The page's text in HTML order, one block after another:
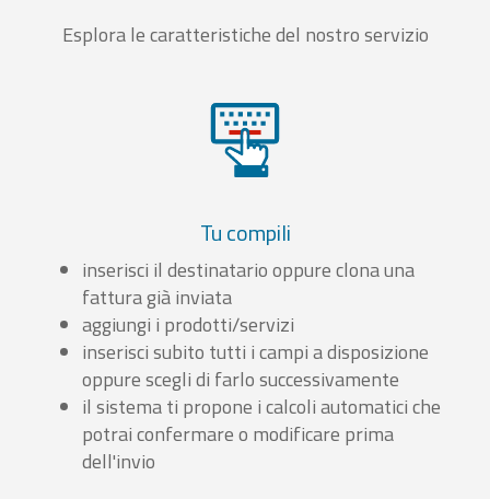
Esplora le caratteristiche del nostro servizio
Tu compili
inserisci il destinatario oppure clona una
fattura già inviata
aggiungi i prodotti/servizi
inserisci subito tutti i campi a disposizione
oppure scegli di farlo successivamente
il sistema ti propone i calcoli automatici che
potrai confermare o modificare prima
dell'invio